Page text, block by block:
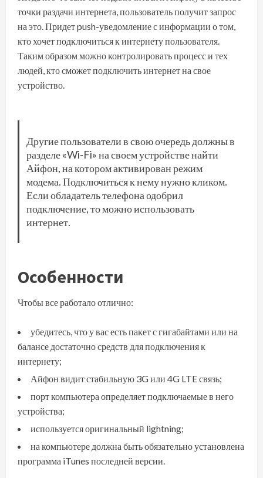
точки раздачи интернета, пользователь получит запрос
на это. Придет push-уведомление с информации о том,
кто хочет подключиться к интернету пользователя.
Таким образом можно контролировать процесс и тех
людей, кто сможет подключить интернет на свое
устройство.
Другие пользователи в свою очередь должны в
разделе «Wi-Fi» на своем устройстве найти
Айфон, на котором активирован режим
модема. Подключиться к нему нужно кликом.
Если обладатель телефона одобрил
подключение, то можно использовать
интернет.
Особенности
Чтобы все работало отлично:
убедитесь, что у вас есть пакет с гигабайтами или на
балансе достаточно средств для подключения к
интернету;
Айфон видит стабильную 3G или 4G LTE связь;
порт компьютера определяет подключаемые в него
устройства;
используется оригинальный lightning;
на компьютере должна быть обязательно установлена
программа iTunes последней версии.